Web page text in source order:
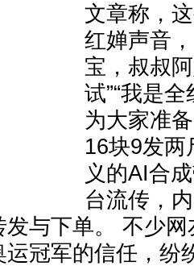
文章称，
红婵声音
宝，叔叔
试”“我是
为大家准
16块9发两
义的AI合
台流传，
与下单。 不少
冠军的信任，纷